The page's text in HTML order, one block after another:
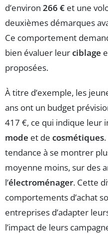
d’environ 266 € et une
deuxièmes démarques
Ce comportement
bien évaluer leurciblage
proposées.
À titre d’exemple, les
ans ont un budget
417 €, ce qui indique leur
mode et de cosmétiques
tendance à se montrer
moyenne moins, sur des
l’électroménager. Cette
comportements d’achat
entreprises d’adapter
l’impact de leurs